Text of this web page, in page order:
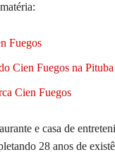
Fuegos
Cien Fuegos na Pituba
Cien Fuegos
e casa de
28 anos de